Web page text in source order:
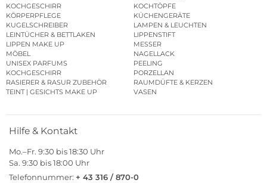
KOCHGESCHIRR
KOCHTÖPFE
KÖRPERPFLEGE
KÜCHENGERÄTE
KUGELSCHREIBER
LAMPEN & LEUCHTEN
LEINTÜCHER & BETTLAKEN
LIPPENSTIFT
LIPPEN MAKE UP
MESSER
MÖBEL
NAGELLACK
UNISEX PARFUMS
PEELING
KOCHGESCHIRR
PORZELLAN
RASIERER & RASUR ZUBEHÖR
RAUMDÜFTE & KERZEN
TEINT | GESICHTS MAKE UP
VASEN
Hilfe & Kontakt
Mo.–Fr. 9:30 bis 18:30 Uhr
Sa. 9:30 bis 18:00 Uhr
Telefonnummer: + 43 316 / 870-0